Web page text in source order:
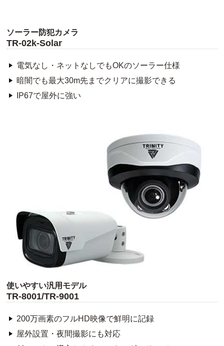
ソーラー防犯カメラ
TR-02k-Solar
電気なし・ネットなしでもOKのソーラー仕様
暗闇でも最大30m先までクリアに撮影できる
IP67で屋外に強い
使いやすい汎用モデル
TR-8001/TR-9001
200万画素のフルHD映像で鮮明に記録
屋外設置・夜間撮影にも対応